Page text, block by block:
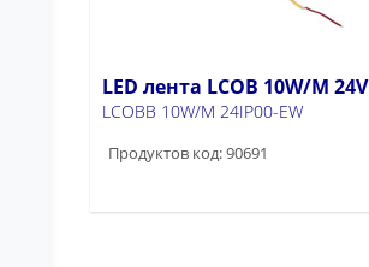
LED лента LCOB 10W/M 24V
LCOBB 10W/M 24IP00-EW
Продуктов код: 90691